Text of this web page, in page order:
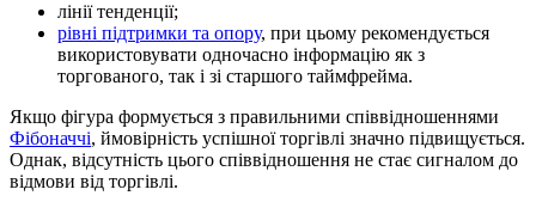
лінії тенденції;
рівні підтримки та опору, при цьому рекомендується
використовувати одночасно інформацію як з
торгованого, так і зі старшого таймфрейма.
Якщо фігура формується з правильними співвідношеннями
Фібоначчі, ймовірність успішної торгівлі значно підвищується.
Однак, відсутність цього співвідношення не стає сигналом до
відмови від торгівлі.